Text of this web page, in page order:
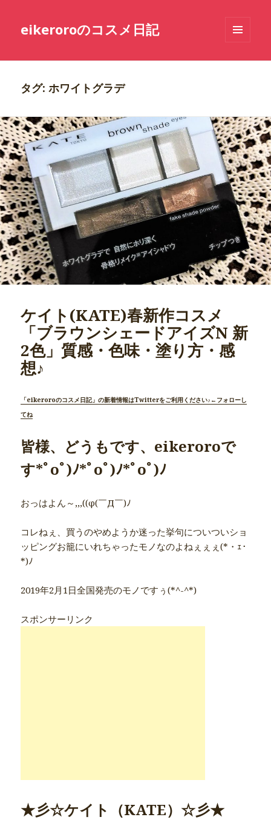
eikeroroのコスメ日記
ーとウ
タグ: ホワイトグラデ
ケイト(KATE)春新作コスメ
「ブラウンシェードアイズN 新
2色」質感・色味・塗り方・感
想♪
「eikeroroのコスメ日記」の新着情報はTwitterをご利用ください♪←フォローし
てね
皆様、どうもです、eikeroroで
す*ﾟoﾟ)ﾉ*ﾟoﾟ)ﾉ*ﾟoﾟ)ﾉ
おっはよん～,,,((φ(￣Д￣)ﾉ
コレねぇ、買うのやめようか迷った挙句についついショ
ッピングお籠にいれちゃったモノなのよねぇぇぇ(*・ｪ･
*)ﾉ
2019年2月1日全国発売のモノですぅ(*^-^*)
スポンサーリンク
★彡☆ケイト（KATE）☆彡★